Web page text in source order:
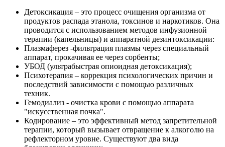
Детоксикация – это процесс очищения организма от
продуктов распада этанола, токсинов и наркотиков. Она
проводится с использованием методов инфузионной
терапии (капельницы) и аппаратной дезинтоксикации:
Плазмаферез -фильтрация плазмы через специальный
аппарат, прокачивая ее через сорбенты;
УБОД (ультрабыстрая опиоидная детоксикация);
Психотерапия – коррекция психологических причин и
последствий зависимости с помощью различных
техник.
Гемодиализ - очистка крови с помощью аппарата
"искусственная почка".
Кодирование – это эффективный метод запретительной
терапии, который вызывает отвращение к алкоголю на
рефлекторном уровне. Существуют два вида